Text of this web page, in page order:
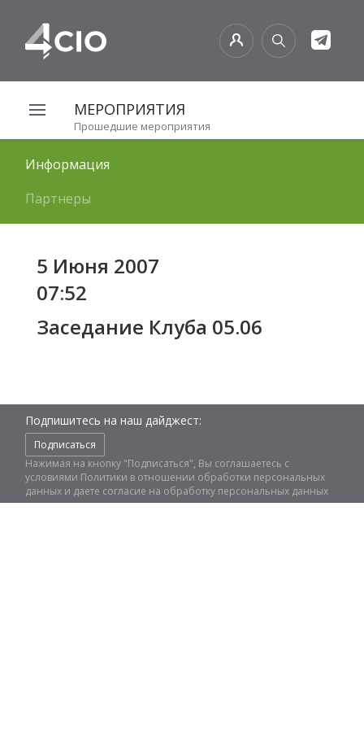
МЕРОПРИЯТИЯ
Прошедшие мероприятия
Информация
Партнеры
5 Июня 2007
07:52
Заседание Клуба 05.06
Подпишитесь на наш дайджест:
Подписаться
Нажимая на кнопку "Подписаться", Вы соглашаетесь с
условиями Политики в отношении обработки персональных
данных и даете согласие на обработку персональных данных